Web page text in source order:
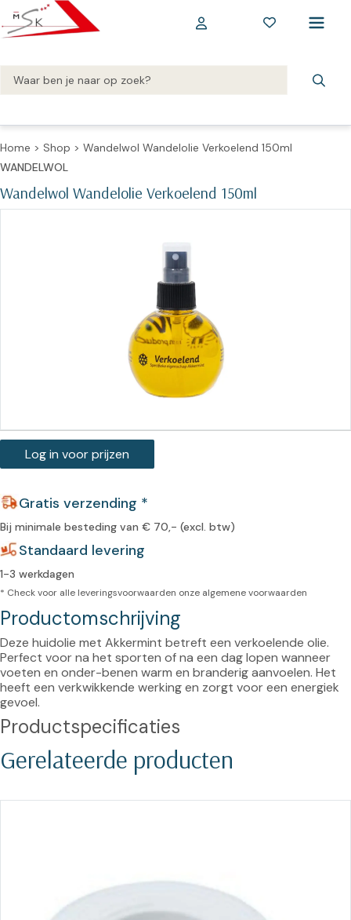
Home > Shop > Wandelwol Wandelolie Verkoelend 150ml
Wandelwol Wandelolie Verkoelend 150ml
WANDELWOL
Log in voor prijzen
Gratis verzending *
Bij minimale besteding van € 70,- (excl. btw)
Standaard levering
1-3 werkdagen
* Check voor alle leveringsvoorwaarden onze algemene voorwaarden
Productomschrijving
Deze huidolie met Akkermint betreft een verkoelende olie.
Perfect voor na het sporten of na een dag lopen wanneer
voeten en onder-benen warm en branderig aanvoelen. Het
heeft een verkwikkende werking en zorgt voor een energiek
gevoel.
Productspecificaties
Gerelateerde producten